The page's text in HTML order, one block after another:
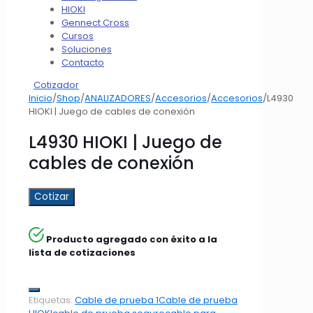
HIOKI
Gennect Cross
Cursos
Soluciones
Contacto
Cotizador
Inicio/Shop/ANALIZADORES/Accesorios/Accesorios/L4930
HIOKI | Juego de cables de conexión
L4930 HIOKI | Juego de
cables de conexión
Cotizar
Producto agregado con éxito a la
lista de cotizaciones
Etiquetas: Cable de prueba 1Cable de prueba